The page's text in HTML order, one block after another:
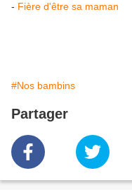
- Fière d'être sa maman
#Nos bambins
Partager